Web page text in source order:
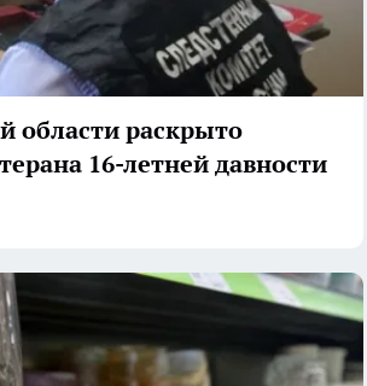
области раскрыто
16-летней давности